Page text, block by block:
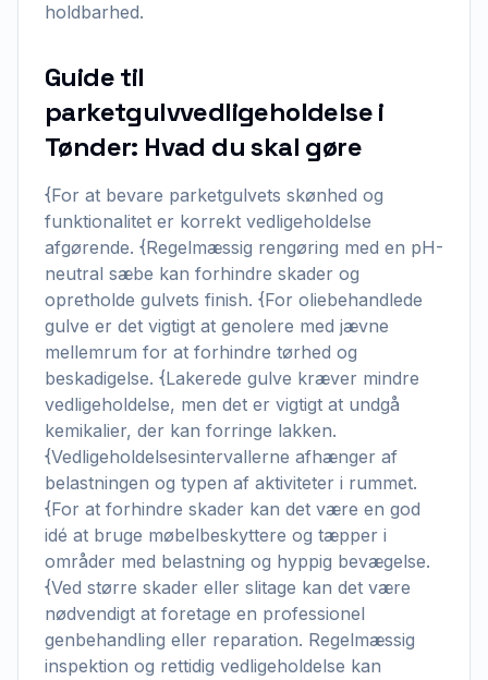
holdbarhed.
Guide til
parketgulvvedligeholdelse i
Tønder: Hvad du skal gøre
{For at bevare parketgulvets skønhed og
funktionalitet er korrekt vedligeholdelse
afgørende. {Regelmæssig rengøring med en pH-
neutral sæbe kan forhindre skader og
opretholde gulvets finish. {For oliebehandlede
gulve er det vigtigt at genolere med jævne
mellemrum for at forhindre tørhed og
beskadigelse. {Lakerede gulve kræver mindre
vedligeholdelse, men det er vigtigt at undgå
kemikalier, der kan forringe lakken.
{Vedligeholdelsesintervallerne afhænger af
belastningen og typen af aktiviteter i rummet.
{For at forhindre skader kan det være en god
idé at bruge møbelbeskyttere og tæpper i
områder med belastning og hyppig bevægelse.
{Ved større skader eller slitage kan det være
nødvendigt at foretage en professionel
genbehandling eller reparation. Regelmæssig
inspektion og rettidig vedligeholdelse kan